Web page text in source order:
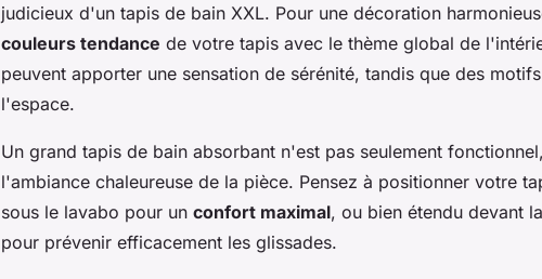
judicieux d'un tapis de bain XXL. Pour une décoration
couleurs tendance de votre tapis avec le thème global de
peuvent apporter une sensation de sérénité, tandis que des
l'espace.
Un grand tapis de bain absorbant n'est pas seulement
l'ambiance chaleureuse de la pièce. Pensez à positionner votre
sous le lavabo pour un confort maximal, ou bien étendu devant
pour prévenir efficacement les glissades.